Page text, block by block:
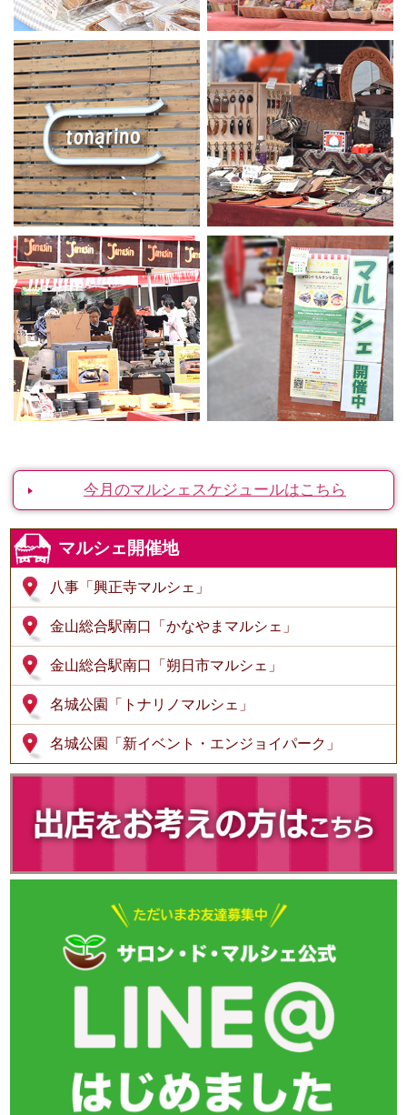
今月のマルシェスケジュールはこちら
マルシェ開催地
八事「興正寺マルシェ」
金山総合駅南口「かなやまマルシェ」
金山総合駅南口「朔日市マルシェ」
名城公園「トナリノマルシェ」
名城公園「新イベント・エンジョイパーク」